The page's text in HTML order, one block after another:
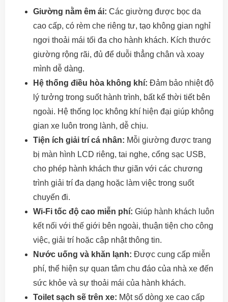
Giường nằm êm ái: Các giường được bọc da
cao cấp, có rèm che riêng tư, tạo không gian nghỉ
ngơi thoải mái tối đa cho hành khách. Kích thước
giường rộng rãi, đủ để duỗi thẳng chân và xoay
mình dễ dàng.
Hệ thống điều hòa không khí: Đảm bảo nhiệt độ
lý tưởng trong suốt hành trình, bất kể thời tiết bên
ngoài. Hệ thống lọc không khí hiện đại giúp không
gian xe luôn trong lành, dễ chịu.
Tiện ích giải trí cá nhân: Mỗi giường được trang
bị màn hình LCD riêng, tai nghe, cổng sạc USB,
cho phép hành khách thư giãn với các chương
trình giải trí đa dạng hoặc làm việc trong suốt
chuyến đi.
Wi-Fi tốc độ cao miễn phí: Giúp hành khách luôn
kết nối với thế giới bên ngoài, thuận tiện cho công
việc, giải trí hoặc cập nhật thông tin.
Nước uống và khăn lạnh: Được cung cấp miễn
phí, thể hiện sự quan tâm chu đáo của nhà xe đến
sức khỏe và sự thoải mái của hành khách.
Toilet sạch sẽ trên xe: Một số dòng xe cao cấp